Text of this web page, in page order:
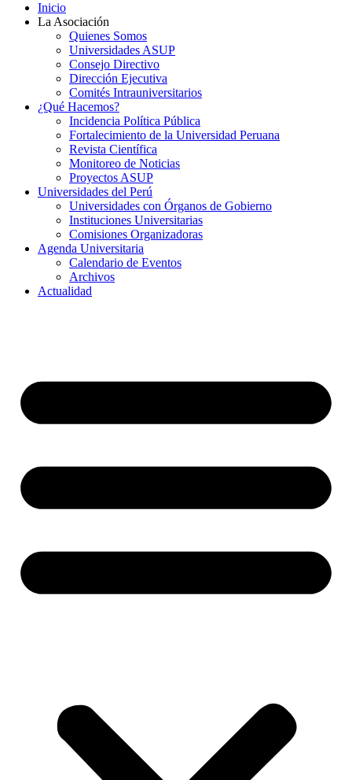
Inicio
La Asociación
Quienes Somos
Universidades ASUP
Consejo Directivo
Dirección Ejecutiva
Comités Intrauniversitarios
¿Qué Hacemos?
Incidencia Política Pública
Fortalecimiento de la Universidad Peruana
Revista Científica
Monitoreo de Noticias
Proyectos ASUP
Universidades del Perú
Universidades con Órganos de Gobierno
Instituciones Universitarias
Comisiones Organizadoras
Agenda Universitaria
Calendario de Eventos
Archivos
Actualidad